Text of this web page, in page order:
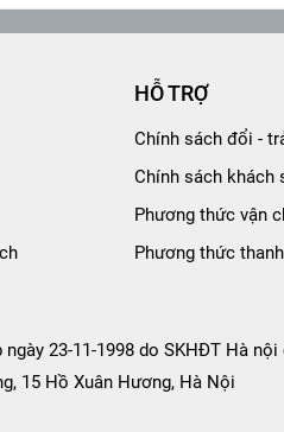
HỖ TRỢ
Chính sách đổi -
Chính sách khách
Phương thức vận
Phương thức
ngày 23-11-1998 do SKHĐT Hà nội
15 Hồ Xuân Hương, Hà Nội